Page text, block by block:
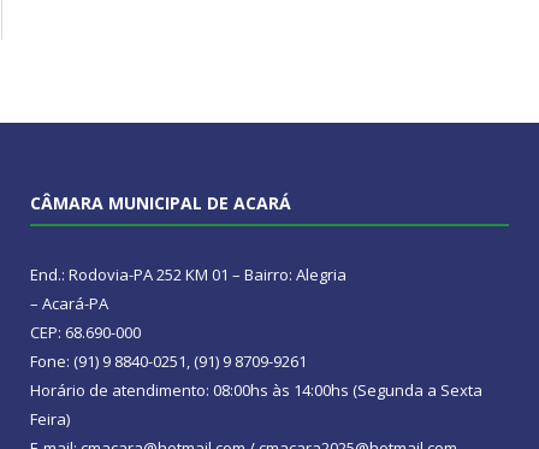
CÂMARA MUNICIPAL DE ACARÁ
End.: Rodovia-PA 252 KM 01 – Bairro: Alegria
– Acará-PA
CEP: 68.690-000
Fone: (91) 9 8840-0251, (91) 9 8709-9261
Horário de atendimento: 08:00hs às 14:00hs (Segunda a Sexta
Feira)